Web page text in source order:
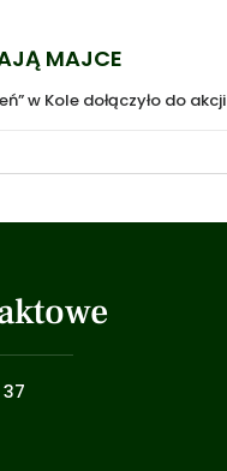
MAJCE
w Kole dołączyło do akcji